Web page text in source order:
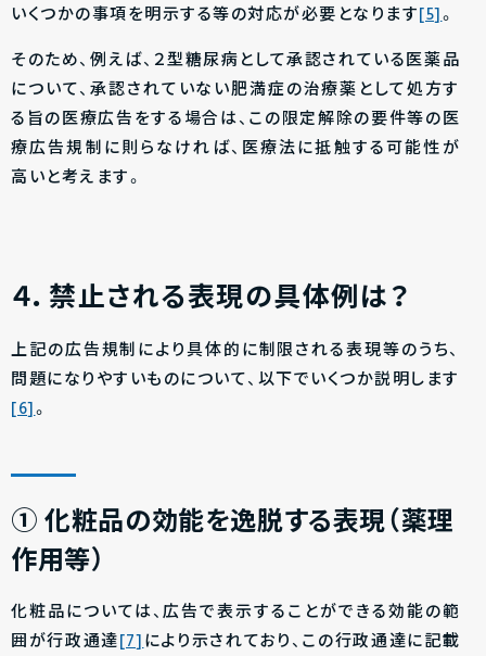
いくつかの事項を明示する等の対応が必要となります[5]。
そのため、例えば、２型糖尿病として承認されている医薬品
について、承認されていない肥満症の治療薬として処方す
る旨の医療広告をする場合は、この限定解除の要件等の医
療広告規制に則らなければ、医療法に抵触する可能性が
高いと考えます。
４．禁止される表現の具体例は？
上記の広告規制により具体的に制限される表現等のうち、
問題になりやすいものについて、以下でいくつか説明します
[6]。
① 化粧品の効能を逸脱する表現（薬理
作用等）
化粧品については、広告で表示することができる効能の範
囲が行政通達[7]により示されており、この行政通達に記載